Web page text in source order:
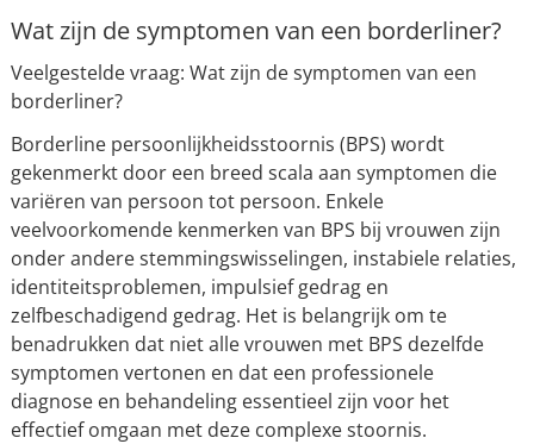
Wat zijn de symptomen van een borderliner?
Veelgestelde vraag: Wat zijn de symptomen van een
borderliner?
Borderline persoonlijkheidsstoornis (BPS) wordt
gekenmerkt door een breed scala aan symptomen die
variëren van persoon tot persoon. Enkele
veelvoorkomende kenmerken van BPS bij vrouwen zijn
onder andere stemmingswisselingen, instabiele relaties,
identiteitsproblemen, impulsief gedrag en
zelfbeschadigend gedrag. Het is belangrijk om te
benadrukken dat niet alle vrouwen met BPS dezelfde
symptomen vertonen en dat een professionele
diagnose en behandeling essentieel zijn voor het
effectief omgaan met deze complexe stoornis.